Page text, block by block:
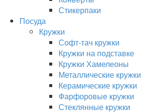
Стикерпаки
Посуда
Кружки
Софт-тач кружки
Кружки на подставке
Кружки Хамелеоны
Металлические кружки
Керамические кружки
Фарфоровые кружки
Стеклянные кружки